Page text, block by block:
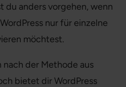
du anders vorgehen, wenn
nur für einzelne
möchtest.
nach der Methode aus
bietet dir WordPress